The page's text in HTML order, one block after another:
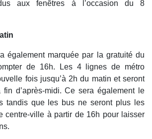
aux fenêtres à l’occasion du 8
également marquée par la gratuité du
de 16h. Les 4 lignes de métro
fois jusqu’à 2h du matin et seront
fin d’après-midi. Ce sera également le
tandis que les bus ne seront plus les
centre-ville à partir de 16h pour laisser